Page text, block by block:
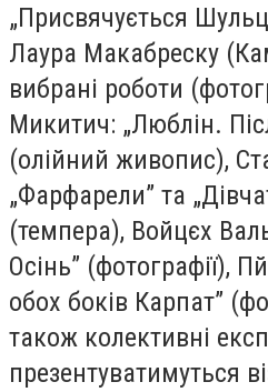
„Присвячується
Лаура Макабреску
вибрані роботи
Микитич: „Люблін.
(олійний живопис),
„Фарфарели” та
(темпера), Войцєх
Осінь” (фотографії),
обох боків Карпат”
також колективні
презентуватимуться